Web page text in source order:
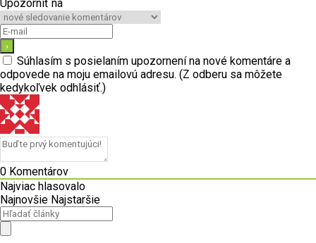
Upozorniť na
Súhlasím s posielaním upozornení na nové komentáre a
odpovede na moju emailovú adresu. (Z odberu sa môžete
kedykoľvek odhlásiť.)
0 Komentárov
Najviac hlasovalo
Najnovšie Najstaršie